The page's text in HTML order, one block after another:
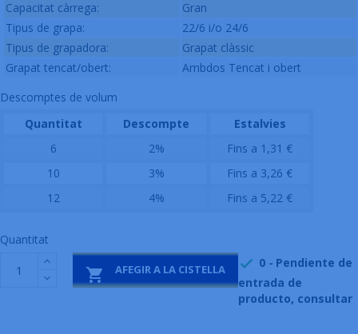
Capacitat càrrega:
Gran
Tipus de grapa:
22/6 i/o 24/6
Tipus de grapadora:
Grapat clàssic
Grapat tencat/obert:
Ambdos Tencat i obert
Descomptes de volum
Quantitat
Descompte
Estalvies
6
2%
Fins a 1,31 €
10
3%
Fins a 3,26 €
12
4% Fins a 5,22 €
Quantitat
 AFEGIR A LA CISTELLA  0 - Pendiente de
entrada de
producto, consultar